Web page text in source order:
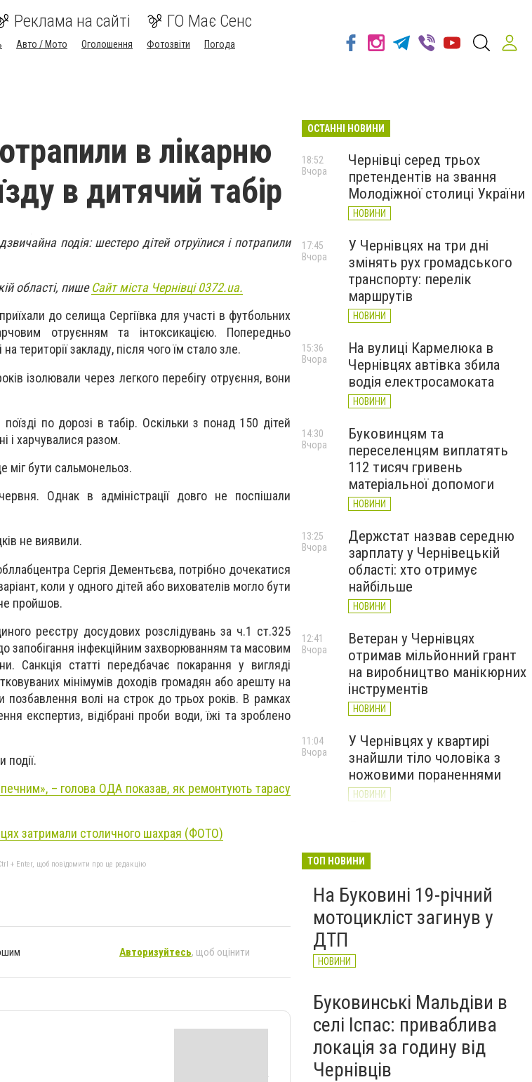
Реклама на сайті ГО Має Сенс
Авто / Мото Оголошення Фотозвіти
Погода
в лікарню
в дитячий табір
подія: шестеро дітей отруїлися і потрапили
області, пишеСайт міста Чернівці 0372.ua.
до селища Сергіївка для участі в футбольних
отруєнням та інтоксикацією. Попередньо
території закладу, після чого їм стало зле.
ізолювали через легкого перебігу отруєння, вони
по дорозі в табір. Оскільки з понад 150 дітей
і харчувалися разом.
міг бути сальмонельоз.
Однак в адміністрації довго не поспішали
не виявили.
Сергія Дементьєва, потрібно дочекатися
коли у одного дітей або вихователів могло бути
пройшов.
реєстру досудових розслідувань за ч.1 ст.325
запобігання інфекційним захворюванням та масовим
Санкція статті передбачає покарання у вигляді
мінімумів доходів громадян або арешту на
волі на строк до трьох років. В рамках
експертиз, відібрані проби води, їжі та зроблено
події.
– голова ОДА показав, як ремонтують тарасу
затримали столичного шахрая (ФОТО)
+ Enter, щоб повідомити про це редакцію
Авторизуйтесь, щоб оцінити
ОСТАННІ НОВИНИ
Чернівці серед трьох
претендентів на звання
Молодіжної столиці України
НОВИНИ
18:52
Вчора
У Чернівцях на три дні
змінять рух громадського
транспорту: перелік
маршрутів
НОВИНИ
17:45
Вчора
На вулиці Кармелюка в
Чернівцях автівка збила
водія електросамоката
НОВИНИ
15:36
Вчора
Буковинцям та
переселенцям виплатять
112 тисяч гривень
матеріальної допомоги
НОВИНИ
14:30
Вчора
Держстат назвав середню
зарплату у Чернівецькій
області: хто отримує
найбільше
НОВИНИ
13:25
Вчора
Ветеран у Чернівцях
отримав мільйонний грант
на виробництво манікюрних
інструментів
НОВИНИ
12:41
Вчора
У Чернівцях у квартирі
знайшли тіло чоловіка з
ножовими пораненнями
НОВИНИ
11:04
Вчора
критичну ситуацію з водою
НОВИНИ
ТОП НОВИНИ
На Буковині 19-річний
мотоцикліст загинув у
ДТП
НОВИНИ
Буковинські Мальдіви в
селі Іспас: приваблива
локація за годину від
Чернівців